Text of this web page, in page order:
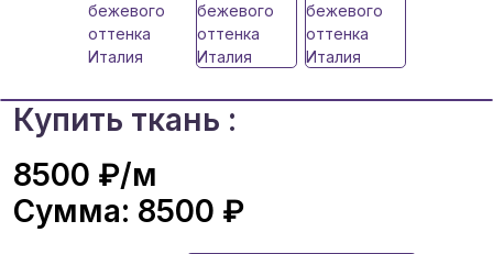
Купить ткань :
8500 ₽/м
Сумма: 8500 ₽